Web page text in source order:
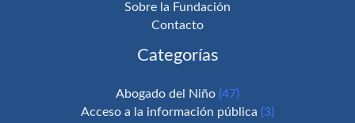
Sobre la Fundación
Contacto
Categorías
Abogado del Niño (47)
Acceso a la información pública (3)